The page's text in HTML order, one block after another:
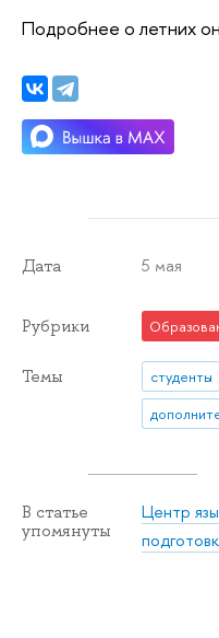
Подробнее о летних
Дата 5 мая
Рубрики
Темы студенты
В статье
упомянуты
Центр